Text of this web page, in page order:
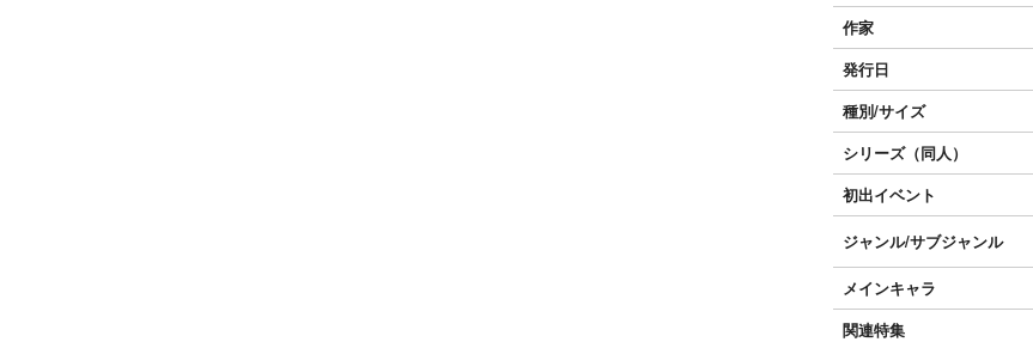
作家
発行日
種別/サイズ
シリーズ（同人）
初出イベント
ジャンル/サブジャンル
メインキャラ
関連特集